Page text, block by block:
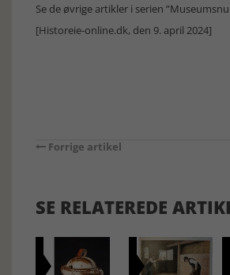
Se de øvrige artikler i serien
[Historeie-online.dk, den 9. april 2024]
Forrige artikel
SE RELATEREDE